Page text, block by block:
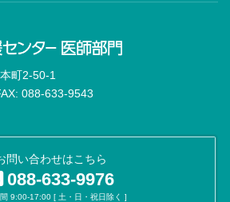
町2-50-1
088-633-9543
問い合わせはこちら
088-633-9976
9:00-17:00 [ 土・日・祝日除く ]